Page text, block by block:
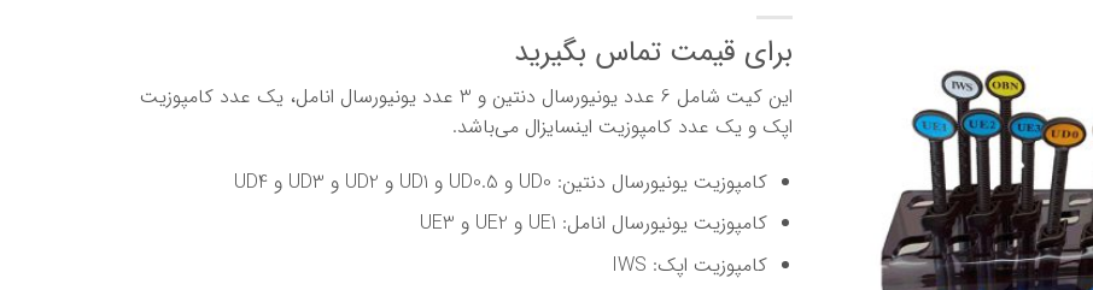
برای قیمت تماس بگیرید
این کیت شامل 6 عدد یونیورسال دنتین و 3 عدد یونیورسال انامل‏، یک عدد کامپوزیت
اپک و یک عدد کامپوزیت اینسایزال می‌باشد.
کامپوزیت یونیورسال دنتین: UD0 و UD0.5 و UD1 و UD2 و UD3 و UD4
کامپوزیت یونیورسال انامل: UE1 و UE2 و UE3
کامپوزیت اپک: IWS